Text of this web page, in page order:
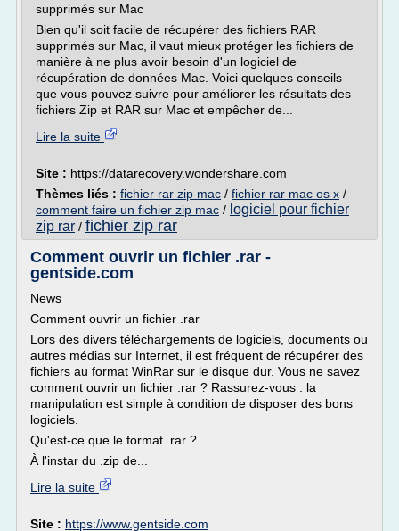
supprimés sur Mac
Bien qu'il soit facile de récupérer des fichiers RAR
supprimés sur Mac, il vaut mieux protéger les fichiers de
manière à ne plus avoir besoin d'un logiciel de
récupération de données Mac. Voici quelques conseils
que vous pouvez suivre pour améliorer les résultats des
fichiers Zip et RAR sur Mac et empêcher de...
Lire la suite
Site : https://datarecovery.wondershare.com
Thèmes liés : fichier rar zip mac / fichier rar mac os x /
comment faire un fichier zip mac / logiciel pour fichier
zip rar / fichier zip rar
Comment ouvrir un fichier .rar -
gentside.com
News
Comment ouvrir un fichier .rar
Lors des divers téléchargements de logiciels, documents ou
autres médias sur Internet, il est fréquent de récupérer des
fichiers au format WinRar sur le disque dur. Vous ne savez
comment ouvrir un fichier .rar ? Rassurez-vous : la
manipulation est simple à condition de disposer des bons
logiciels.
Qu'est-ce que le format .rar ?
À l'instar du .zip de...
Lire la suite
Site : https://www.gentside.com